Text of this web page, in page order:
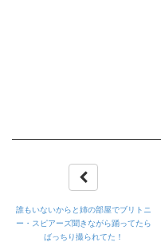
誰もいないからと姉の部屋でブリトニ
ー・スピアーズ聞きながら踊ってたら
ばっちり撮られてた！